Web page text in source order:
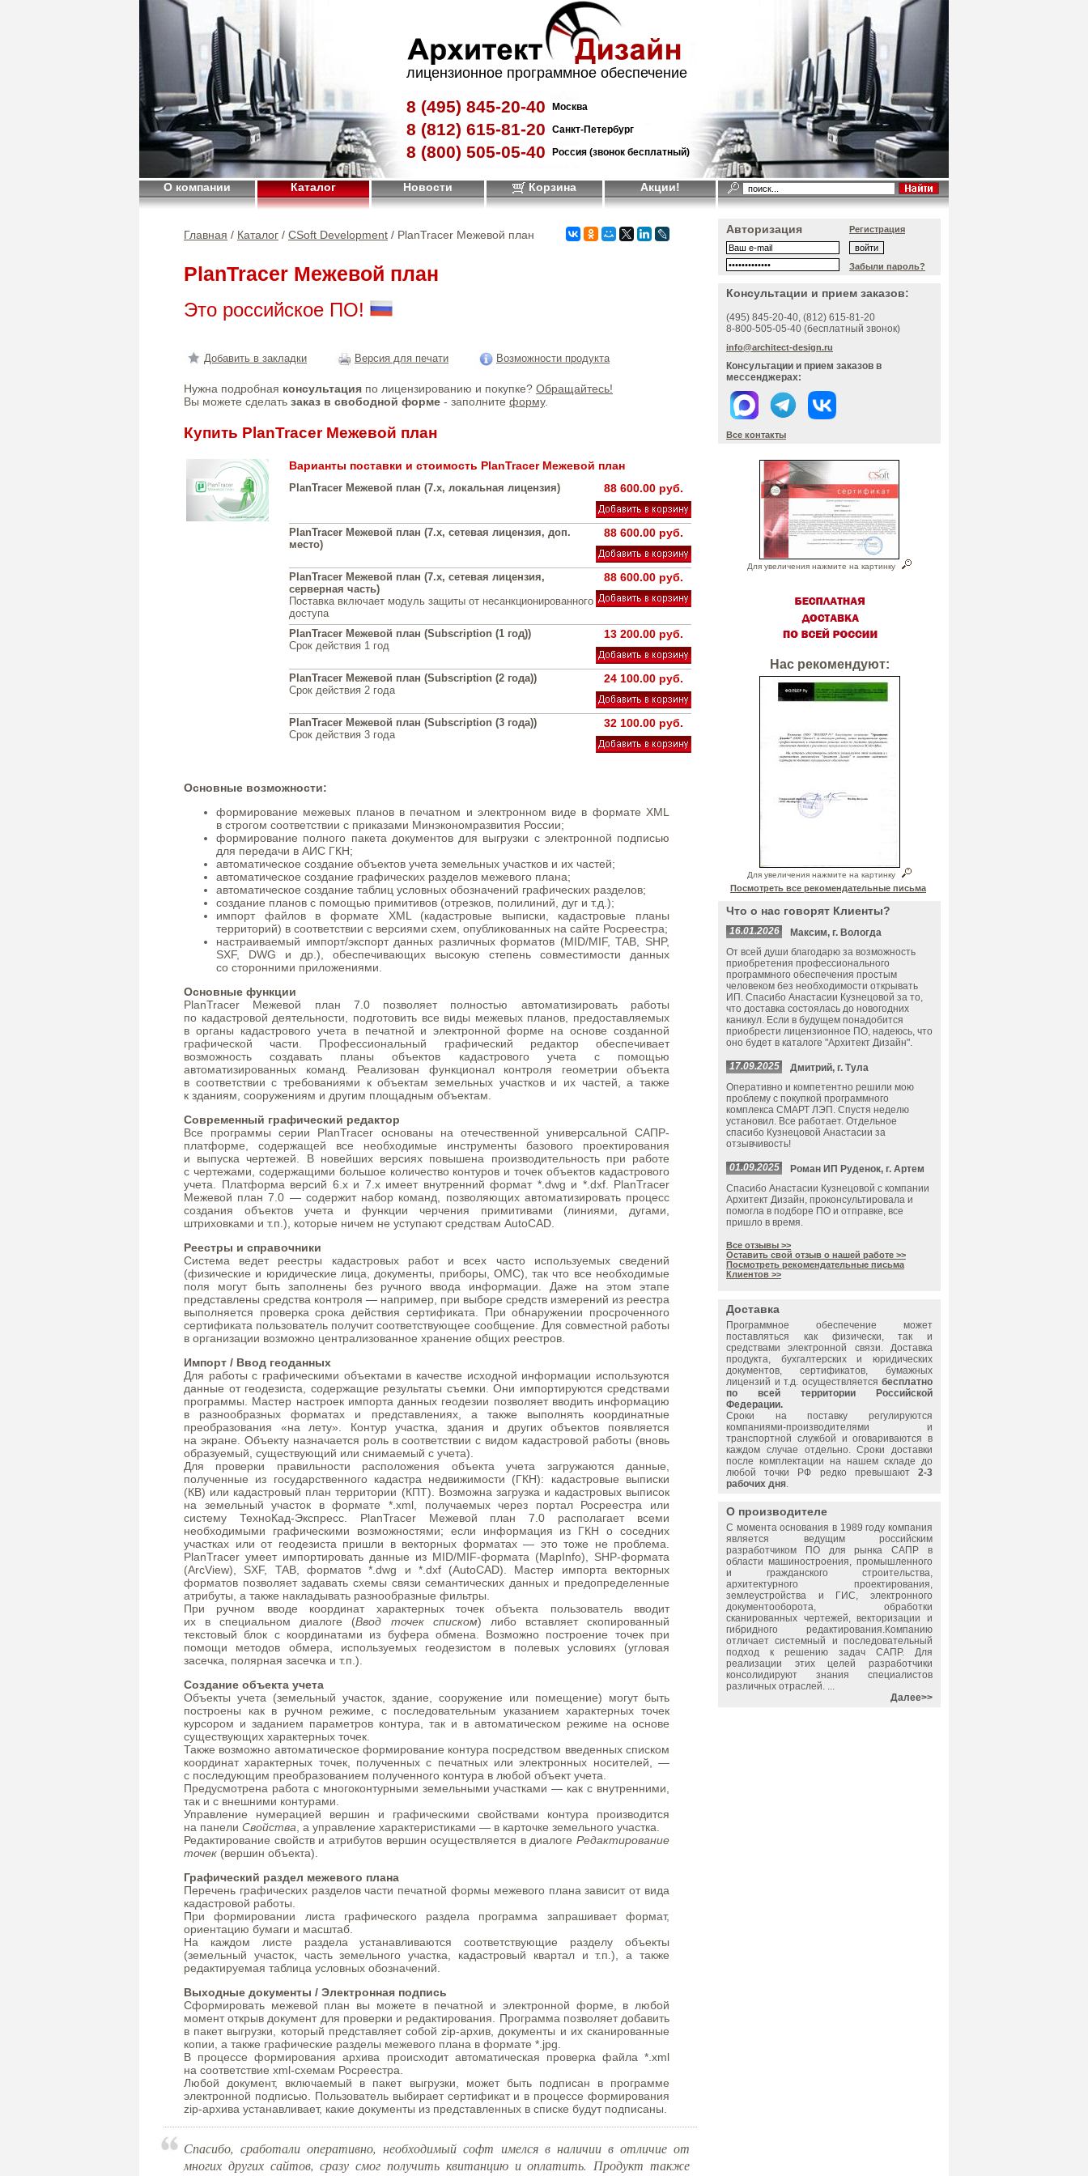
лицензионное программное обеспечение
8 (495) 845-20-40 Москва
8 (812) 615-81-20 Санкт-Петербург
8 (800) 505-05-40 Россия (звонок бесплатный)
О компании Каталог Новости Корзина Акции!
Главная / Каталог / CSoft Development / PlanTracer Межевой план
PlanTracer Межевой план
Это российское ПО!
Добавить в закладки Версия для печати Возможности продукта
Нужна подробная консультация по лицензированию и покупке? Обращайтесь!
Вы можете сделать заказ в свободной форме - заполните форму.
Купить PlanTracer Межевой план
Варианты поставки и стоимость PlanTracer Межевой план
PlanTracer Межевой план (7.x, локальная лицензия) 88 600.00 руб.
PlanTracer Межевой план (7.x, сетевая лицензия, доп.
место)
88 600.00 руб.
PlanTracer Межевой план (7.x, сетевая лицензия,
серверная часть)
Поставка включает модуль защиты от несанкционированного
доступа
88 600.00 руб.
PlanTracer Межевой план (Subscription (1 год))
Срок действия 1 год
13 200.00 руб.
PlanTracer Межевой план (Subscription (2 года))
Срок действия 2 года
24 100.00 руб.
PlanTracer Межевой план (Subscription (3 года))
Срок действия 3 года
32 100.00 руб.
Основные возможности:
формирование межевых планов в печатном и электронном виде в формате XML
в строгом соответствии с приказами Минэкономразвития России;
формирование полного пакета документов для выгрузки с электронной подписью
для передачи в АИС ГКН;
автоматическое создание объектов учета земельных участков и их частей;
автоматическое создание графических разделов межевого плана;
автоматическое создание таблиц условных обозначений графических разделов;
создание планов с помощью примитивов (отрезков, полилиний, дуг и т.д.);
импорт файлов в формате XML (кадастровые выписки, кадастровые планы
территорий) в соответствии с версиями схем, опубликованных на сайте Росреестра;
настраиваемый импорт/экспорт данных различных форматов (MID/MIF, TAB, SHP,
SXF, DWG и др.), обеспечивающих высокую степень совместимости данных
со сторонними приложениями.
Основные функции
PlanTracer Межевой план 7.0 позволяет полностью автоматизировать работы
по кадастровой деятельности, подготовить все виды межевых планов, предоставляемых
в органы кадастрового учета в печатной и электронной форме на основе созданной
графической части. Профессиональный графический редактор обеспечивает
возможность создавать планы объектов кадастрового учета с помощью
автоматизированных команд. Реализован функционал контроля геометрии объекта
в соответствии с требованиями к объектам земельных участков и их частей, а также
к зданиям, сооружениям и другим площадным объектам.
Современный графический редактор
Все программы серии PlanTracer основаны на отечественной универсальной САПР-
платформе, содержащей все необходимые инструменты базового проектирования
и выпуска чертежей. В новейших версиях повышена производительность при работе
с чертежами, содержащими большое количество контуров и точек объектов кадастрового
учета. Платформа версий 6.х и 7.х имеет внутренний формат *.dwg и *.dxf. PlanTracer
Межевой план 7.0 — содержит набор команд, позволяющих автоматизировать процесс
создания объектов учета и функции черчения примитивами (линиями, дугами,
штриховками и т.п.), которые ничем не уступают средствам AutoCAD.
Реестры и справочники
Система ведет реестры кадастровых работ и всех часто используемых сведений
(физические и юридические лица, документы, приборы, ОМС), так что все необходимые
поля могут быть заполнены без ручного ввода информации. Даже на этом этапе
представлены средства контроля — например, при выборе средств измерений из реестра
выполняется проверка срока действия сертификата. При обнаружении просроченного
сертификата пользователь получит соответствующее сообщение. Для совместной работы
в организации возможно централизованное хранение общих реестров.
Импорт / Ввод геоданных
Для работы с графическими объектами в качестве исходной информации используются
данные от геодезиста, содержащие результаты съемки. Они импортируются средствами
программы. Мастер настроек импорта данных геодезии позволяет вводить информацию
в разнообразных форматах и представлениях, а также выполнять координатные
преобразования «на лету». Контур участка, здания и других объектов появляется
на экране. Объекту назначается роль в соответствии с видом кадастровой работы (вновь
образуемый, существующий или снимаемый с учета).
Для проверки правильности расположения объекта учета загружаются данные,
полученные из государственного кадастра недвижимости (ГКН): кадастровые выписки
(КВ) или кадастровый план территории (КПТ). Возможна загрузка и кадастровых выписок
на земельный участок в формате *.xml, получаемых через портал Росреестра или
систему ТехноКад-Экспресс. PlanTracer Межевой план 7.0 располагает всеми
необходимыми графическими возможностями; если информация из ГКН о соседних
участках или от геодезиста пришли в векторных форматах — это тоже не проблема.
PlanTracer умеет импортировать данные из MID/MIF-формата (MapInfo), SHP-формата
(ArcView), SXF, TAB, форматов *.dwg и *.dxf (AutoCAD). Мастер импорта векторных
форматов позволяет задавать схемы связи семантических данных и предопределенные
атрибуты, а также накладывать разнообразные фильтры.
При ручном вводе координат характерных точек объекта пользователь вводит
их в специальном диалоге (Ввод точек списком) либо вставляет скопированный
текстовый блок с координатами из буфера обмена. Возможно построение точек при
помощи методов обмера, используемых геодезистом в полевых условиях (угловая
засечка, полярная засечка и т.п.).
Создание объекта учета
Объекты учета (земельный участок, здание, сооружение или помещение) могут быть
построены как в ручном режиме, с последовательным указанием характерных точек
курсором и заданием параметров контура, так и в автоматическом режиме на основе
существующих характерных точек.
Также возможно автоматическое формирование контура посредством введенных списком
координат характерных точек, полученных с печатных или электронных носителей, —
с последующим преобразованием полученного контура в любой объект учета.
Предусмотрена работа с многоконтурными земельными участками — как с внутренними,
так и с внешними контурами.
Управление нумерацией вершин и графическими свойствами контура производится
на панели Свойства , а управление характеристиками — в карточке земельного участка.
Редактирование свойств и атрибутов вершин осуществляется в диалоге Редактирование
точек (вершин объекта).
Графический раздел межевого плана
Перечень графических разделов части печатной формы межевого плана зависит от вида
кадастровой работы.
При формировании листа графического раздела программа запрашивает формат,
ориентацию бумаги и масштаб.
На каждом листе раздела устанавливаются соответствующие разделу объекты
(земельный участок, часть земельного участка, кадастровый квартал и т.п.), а также
редактируемая таблица условных обозначений.
Выходные документы / Электронная подпись
Сформировать межевой план вы можете в печатной и электронной форме, в любой
момент открыв документ для проверки и редактирования. Программа позволяет добавить
в пакет выгрузки, который представляет собой zip-архив, документы и их сканированные
копии, а также графические разделы межевого плана в формате *.jpg.
В процессе формирования архива происходит автоматическая проверка файла *.xml
на соответствие xml-схемам Росреестра.
Любой документ, включаемый в пакет выгрузки, может быть подписан в программе
электронной подписью. Пользователь выбирает сертификат и в процессе формирования
zip-архива устанавливает, какие документы из представленных в списке будут подписаны.
Спасибо, сработали оперативно, необходимый софт имелся в наличии в отличие от
многих других сайтов, сразу смог получить квитанцию и оплатить. Продукт также
Авторизация Регистрация
Забыли пароль?
Консультации и прием заказов:
(495) 845-20-40, (812) 615-81-20
8-800-505-05-40 (бесплатный звонок)
info@architect-design.ru
Консультации и прием заказов в
мессенджерах:
Все контакты
Для увеличения нажмите на картинку
Нас рекомендуют:
Для увеличения нажмите на картинку
Посмотреть все рекомендательные письма
Что о нас говорят Клиенты?
16.01.2026
Максим, г. Вологда
От всей души благодарю за возможность
приобретения профессионального
программного обеспечения простым
человеком без необходимости открывать
ИП. Спасибо Анастасии Кузнецовой за то,
что доставка состоялась до новогодних
каникул. Если в будущем понадобится
приобрести лицензионное ПО, надеюсь, что
оно будет в каталоге "Архитект Дизайн".
17.09.2025
Дмитрий, г. Тула
Оперативно и компетентно решили мою
проблему с покупкой программного
комплекса СМАРТ ЛЭП. Спустя неделю
установил. Все работает. Отдельное
спасибо Кузнецовой Анастасии за
отзывчивость!
01.09.2025
Роман ИП Руденок, г. Артем
Спасибо Анастасии Кузнецовой с компании
Архитект Дизайн, проконсультировала и
помогла в подборе ПО и отправке, все
пришло в время.
Все отзывы >>
Оставить свой отзыв о нашей работе >>
Посмотреть рекомендательные письма
Клиентов >>
Доставка
Программное обеспечение может
поставляться как физически, так и
средствами электронной связи. Доставка
продукта, бухгалтерских и юридических
документов, сертификатов, бумажных
лицензий и т.д. осуществляется бесплатно
по всей территории Российской
Федерации.
Сроки на поставку регулируются
компаниями-производителями и
транспортной службой и оговариваются в
каждом случае отдельно. Сроки доставки
после комплектации на нашем складе до
любой точки РФ редко превышают 2-3
рабочих дня.
О производителе
С момента основания в 1989 году компания
является ведущим российским
разработчиком ПО для рынка САПР в
области машиностроения, промышленного
и гражданского строительства,
архитектурного проектирования,
землеустройства и ГИС, электронного
документооборота, обработки
сканированных чертежей, векторизации и
гибридного редактирования.Компанию
отличает системный и последовательный
подход к решению задач САПР. Для
реализации этих целей разработчики
консолидируют знания специалистов
различных отраслей. ...
Далее>>